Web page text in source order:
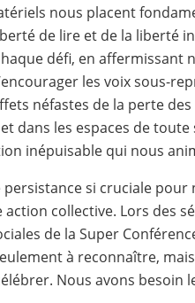
nous placent
de lire et de la liberté
défi, en
les voix sous-
néfastes de la perte
dans les espaces de
inépuisable qui nous
persistance si cruciale
collective. Lors des
de la Super
à reconnaître,
Nous avons besoin